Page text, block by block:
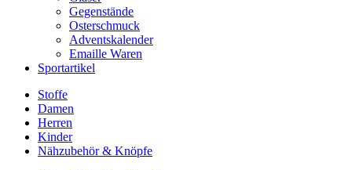
Gegenstände
Osterschmuck
Adventskalender
Emaille Waren
Sportartikel
Stoffe
Damen
Herren
Kinder
Nähzubehör & Knöpfe